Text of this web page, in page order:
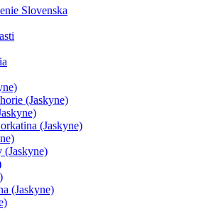
Slovenska
(Jaskyne)
(Jaskyne)
(Jaskyne)
(Jaskyne)